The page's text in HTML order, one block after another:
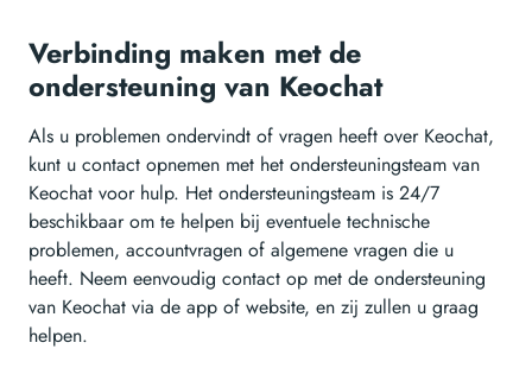
Verbinding maken met de
ondersteuning van Keochat
Als u problemen ondervindt of vragen heeft over Keochat,
kunt u contact opnemen met het ondersteuningsteam van
Keochat voor hulp. Het ondersteuningsteam is 24/7
beschikbaar om te helpen bij eventuele technische
problemen, accountvragen of algemene vragen die u
heeft. Neem eenvoudig contact op met de ondersteuning
van Keochat via de app of website, en zij zullen u graag
helpen.